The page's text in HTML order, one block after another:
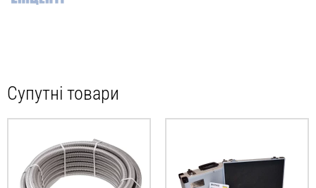
Супутні товари